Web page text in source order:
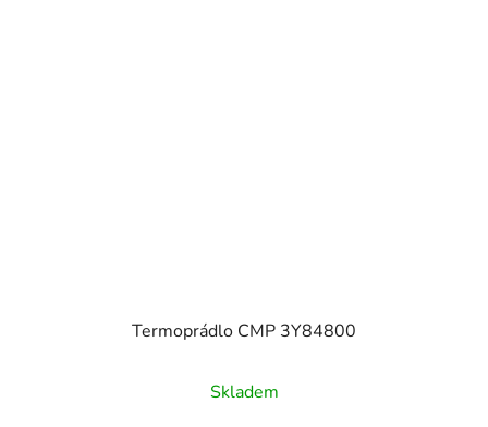
Termoprádlo CMP 3Y84800
Skladem